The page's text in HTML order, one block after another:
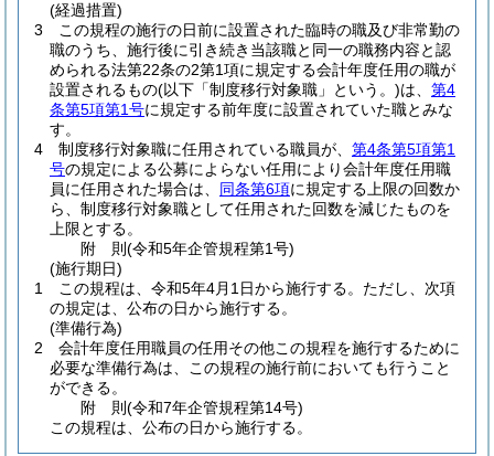
(経過措置)
3
この規程の施行の日前に設置された臨時の職及び非常勤の
職のうち、施行後に引き続き当該職と同一の職務内容と認
められる法第22条の2第1項に規定する会計年度任用の職が
設置されるもの(以下「制度移行対象職」という。)は、 第4
条第5項第1号に規定する前年度に設置されていた職とみな
す。
4
制度移行対象職に任用されている職員が、 第4条第5項第1
号の規定による公募によらない任用により会計年度任用職
員に任用された場合は、 同条第6項に規定する上限の回数か
ら、制度移行対象職として任用された回数を減じたものを
上限とする。
附 則(令和5年企管規程第1号)
(施行期日)
1
この規程は、令和5年4月1日から施行する。 ただし、次項
の規定は、公布の日から施行する。
(準備行為)
2
会計年度任用職員の任用その他この規程を施行するために
必要な準備行為は、この規程の施行前においても行うこと
ができる。
附 則(令和7年企管規程第14号)
この規程は、公布の日から施行する。